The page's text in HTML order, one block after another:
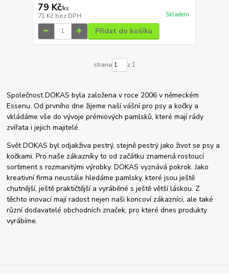
79 Kč/ks
71 Kč bez DPH Skladem
Přidat do košíku
strana z 1
Společnost DOKAS byla založena v roce 2006 v německém
Essenu. Od prvního dne žijeme naší vášní pro psy a kočky a
vkládáme vše do vývoje prémiových pamlsků, které mají rády
zvířata i jejich majitelé.
Svět DOKAS byl odjakživa pestrý, stejně pestrý jako život se psy a
kočkami. Pro naše zákazníky to od začátku znamená rostoucí
sortiment s rozmanitými výrobky. DOKAS vyznává pokrok. Jako
kreativní firma neustále hledáme pamlsky, které jsou ještě
chutnější, ještě praktičtější a vyráběné s ještě větší láskou. Z
těchto inovací mají radost nejen naši koncoví zákazníci, ale také
různí dodavatelé obchodních značek, pro které dnes produkty
vyrábíme.